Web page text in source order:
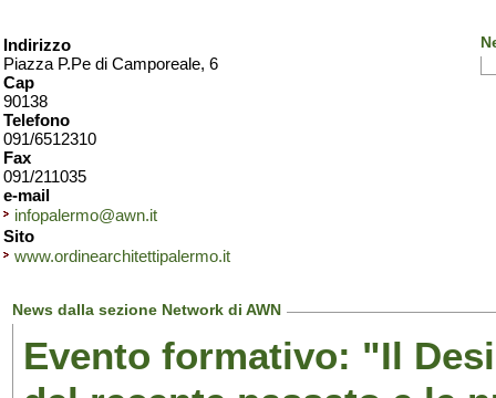
Indirizzo
Piazza P.Pe di Camporeale, 6
Cap
90138
Telefono
091/6512310
Fax
091/211035
e-mail
infopalermo@awn.it
Sito
www.ordinearchitettipalermo.it
News dalla sezione Network di AWN
Evento formativo: "Il